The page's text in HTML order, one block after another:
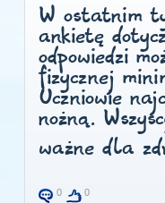
W ostatnim
ankietę
odpowiedzi
fizycznej
Uczniowie
nożną.
ważne dla
0 0